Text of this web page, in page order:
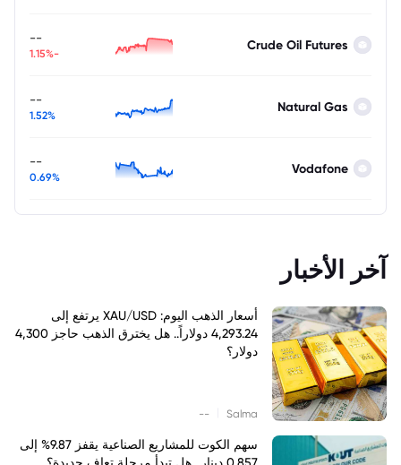
Crude Oil Futures
--
-1.15%
Natural Gas
--
1.52%
Vodafone
--
0.69%
آخر الأخبار
أسعار الذهب اليوم: XAU/USD يرتفع إلى
4,293.24 دولاراً.. هل يخترق الذهب حاجز 4,300
دولار؟
Salma
--
سهم الكوت للمشاريع الصناعية يقفز 9.87% إلى